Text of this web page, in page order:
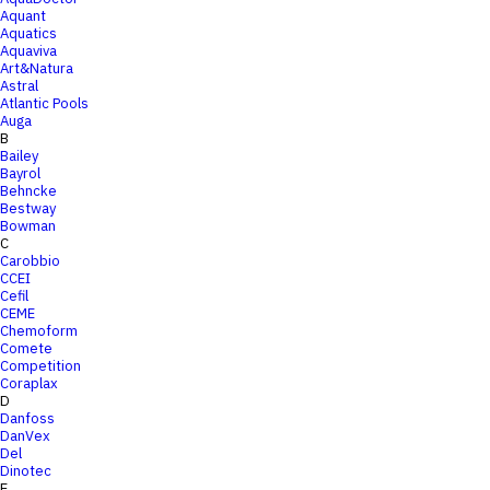
Aquant
Aquatics
Aquaviva
Art&Natura
Astral
Atlantic Pools
Auga
B
Bailey
Bayrol
Behncke
Bestway
Bowman
C
Carobbio
CCEI
Cefil
CEME
Chemoform
Comete
Competition
Coraplax
D
Danfoss
DanVex
Del
Dinotec